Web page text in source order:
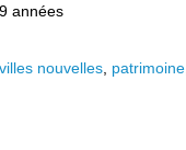
années
villes nouvelles patrimoine